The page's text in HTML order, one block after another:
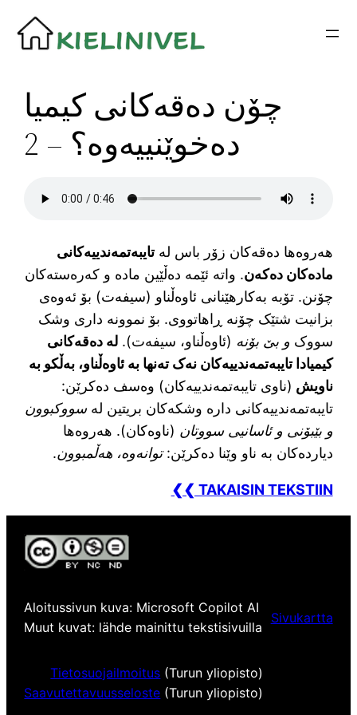
Siirry
sisältöön
چۆن دەقەکانی کیمیا
دەخوێنییەوە؟ – 2
هەروەها دەقەکان زۆر باس لەتایبەتمەندییەکانی
مادەکان دەکەن. واتە ئێمە دەڵێین مادە و کەرەستەکان
چۆنن. تۆبە بەکارهێنانی ئاوەڵناو (سیفەت) بۆ ئەوەی
بزانیت شتێک چۆنە ڕاهاتووی. بۆ نموونە داری وشک
سووک و بێ بۆنە (ئاوەڵناو، سیفەت).لە دەقەکانی
کیمیادا تایبەتمەندییەکان نەک تەنها بە ئاوەڵناو، بەڵکو بە
ناویش (ناوی تایبەتمەندییەکان) وەسف دەکرێن:
تایبەتمەندییەکانی دارە وشکەکان بریتین لەسووکبوون
و بێبۆنی و ئاسانیی سووتان (ناوەکان). هەروەها
دیاردەکان بە ناو وێنا دەکرێن:توانەوە، هەڵمبوون.
❮❮ TAKAISIN TEKSTIIN
Aloitussivun kuva: Microsoft Copilot AI
Muut kuvat: lähde mainittu tekstisivuilla
Sivukartta
Tietosuojailmoitus (Turun yliopisto)
Saavutettavuusseloste (Turun yliopisto)